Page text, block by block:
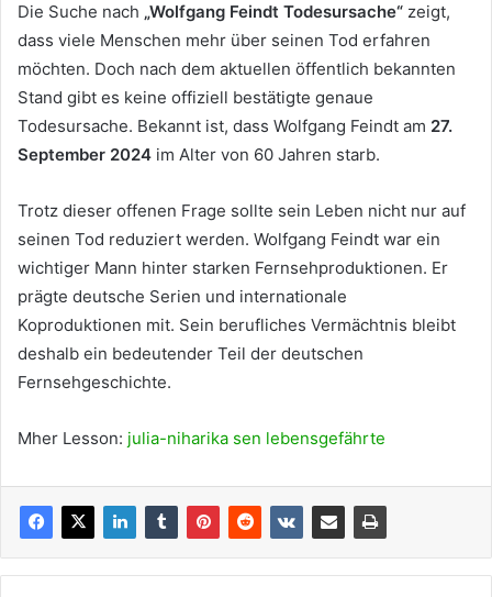
Die Suche nach „Wolfgang Feindt Todesursache“ zeigt,
dass viele Menschen mehr über seinen Tod erfahren
möchten. Doch nach dem aktuellen öffentlich bekannten
Stand gibt es keine offiziell bestätigte genaue
Todesursache. Bekannt ist, dass Wolfgang Feindt am 27.
September 2024 im Alter von 60 Jahren starb.
Trotz dieser offenen Frage sollte sein Leben nicht nur auf
seinen Tod reduziert werden. Wolfgang Feindt war ein
wichtiger Mann hinter starken Fernsehproduktionen. Er
prägte deutsche Serien und internationale
Koproduktionen mit. Sein berufliches Vermächtnis bleibt
deshalb ein bedeutender Teil der deutschen
Fernsehgeschichte.
Mher Lesson: julia-niharika sen lebensgefährte